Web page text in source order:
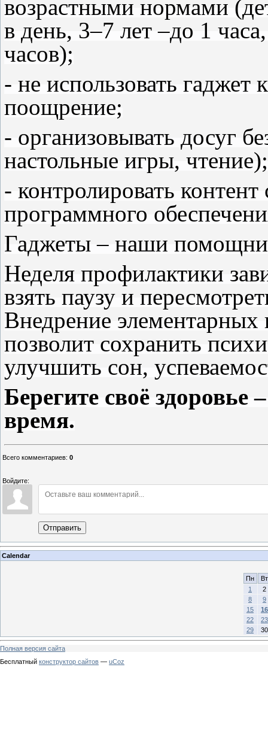
возрастными нормами
в день, 3–7 лет –до 1
часов);
- не использовать гаджет
поощрение;
- организовывать досуг
настольные игры, чтение);
- контролировать
программного
Гаджеты – наши
Неделя профилактики
взять паузу и
Внедрение
позволит сохранить
улучшить сон,
Берегите своё здоровье
время.
Всего комментариев: 0
Войдите:
Отправить
Calendar
Пн
Вт
1
2
8
9
15
16
22
23
29
30
Полная версия сайта
Бесплатный конструктор сайтов — uCoz